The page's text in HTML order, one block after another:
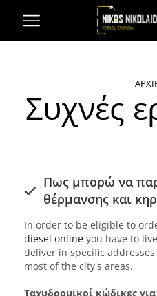
Συχνές
Πως μπορώ να
θέρμανσης και
In order to be eligible to
diesel online you have to
deliver in specific
most of the city's areas.
Ταχυδρομικοί κώδικες